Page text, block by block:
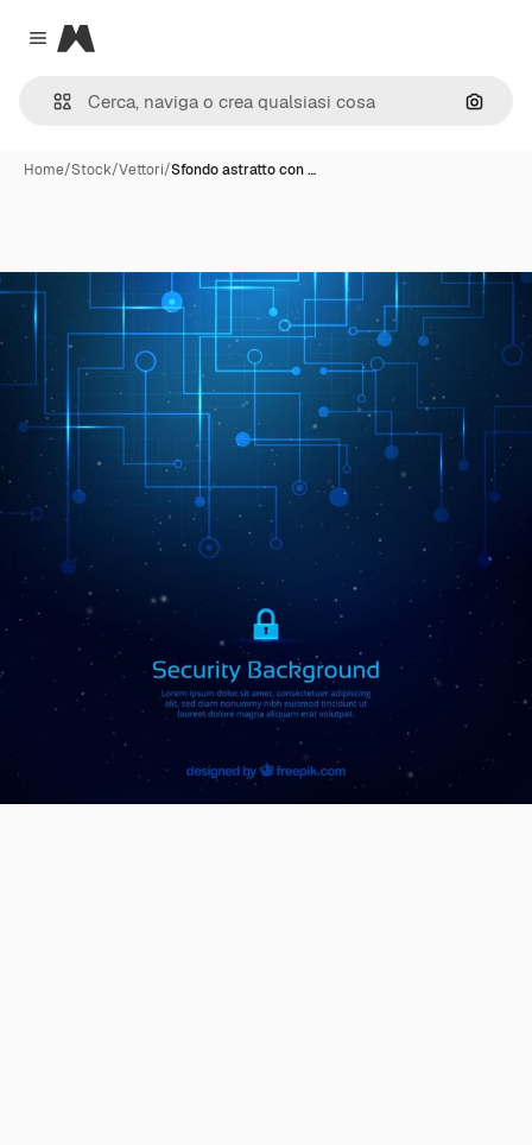
Close menu
Magnific
Cerca
Home/Stock/Vettori/Sfondo astratto con …